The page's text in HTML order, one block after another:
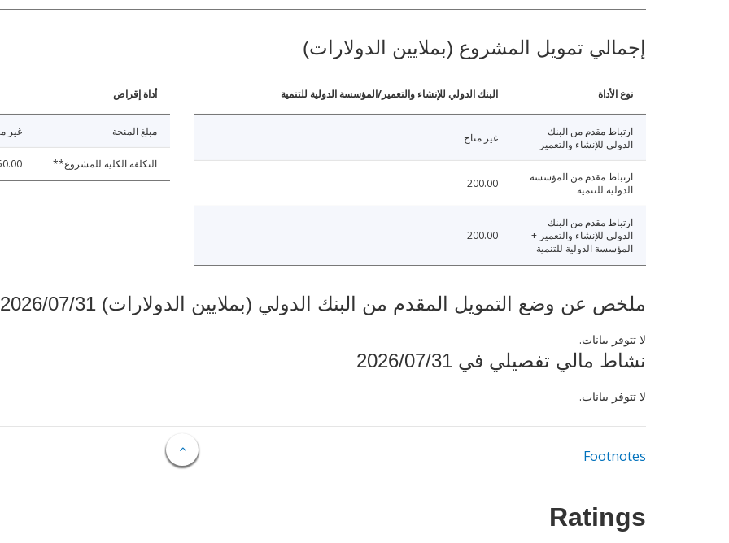
إجمالي تمويل المشروع (بملايين الدولارات)
نوع الأداة البنك الدولي للإنشاء والتعمير/المؤسسة الدولية للتنمية
ارتباط مقدم من البنك
الدولي للإنشاء والتعمير
غير متاح
ارتباط مقدم من المؤسسة
الدولية للتنمية
200.00
ارتباط مقدم من البنك
الدولي للإنشاء والتعمير +
المؤسسة الدولية للتنمية
200.00
أداة إقراض
مبلغ المنحة غير
التكلفة الكلية للمشروع**
ملخص عن وضع التمويل المقدم من البنك الدولي (بملايين الدولارات) 2026/07/31
لا تتوفر بيانات.
نشاط مالي تفصيلي في 2026/07/31
لا تتوفر بيانات.
Footnotes
Ratings